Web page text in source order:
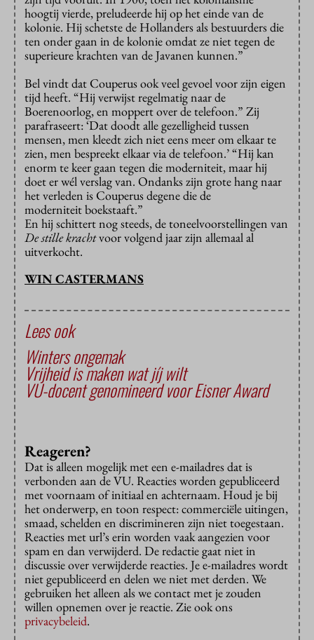
hoogtij vierde, preludeerde hij op het einde van de
kolonie. Hij schetste de Hollanders als bestuurders die
ten onder gaan in de kolonie omdat ze niet tegen de
superieure krachten van de Javanen kunnen.”
Bel vindt dat Couperus ook veel gevoel voor zijn eigen
tijd heeft. “Hij verwijst regelmatig naar de
Boerenoorlog, en moppert over de telefoon.” Zij
parafraseert: ‘Dat doodt alle gezelligheid tussen
mensen, men kleedt zich niet eens meer om elkaar te
zien, men bespreekt elkaar via de telefoon.’ “Hij kan
enorm te keer gaan tegen die moderniteit, maar hij
doet er wél verslag van. Ondanks zijn grote hang naar
het verleden is Couperus degene die de
moderniteit boekstaaft.”
En hij schittert nog steeds, de toneelvoorstellingen van
De stille krachtvoor volgend jaar zijn allemaal al
uitverkocht.
WIN CASTERMANS
Lees ook
Winters ongemak
Vrijheid is maken wat jíj wilt
VU-docent genomineerd voor Eisner Award
Reageren?
Dat is alleen mogelijk met een e-mailadres dat is
verbonden aan de VU. Reacties worden gepubliceerd
met voornaam of initiaal en achternaam. Houd je bij
het onderwerp, en toon respect: commerciële uitingen,
smaad, schelden en discrimineren zijn niet toegestaan.
Reacties met url’s erin worden vaak aangezien voor
spam en dan verwijderd. De redactie gaat niet in
discussie over verwijderde reacties. Je e-mailadres wordt
niet gepubliceerd en delen we niet met derden. We
gebruiken het alleen als we contact met je zouden
willen opnemen over je reactie. Zie ook ons
privacybeleid.